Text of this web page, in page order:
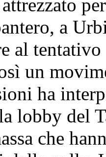
a
al
un
ha
lobby del
che